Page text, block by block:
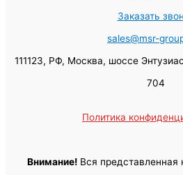
Заказать
sales@msr-
111123, РФ, Москва, шоссе
704
Политика
Внимание!Вся представленная